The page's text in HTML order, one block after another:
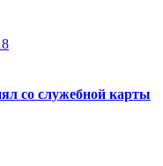
со служебной карты